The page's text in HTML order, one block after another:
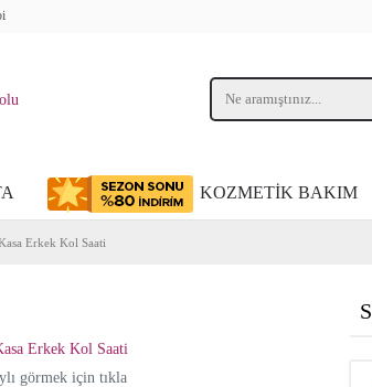
KOZMETİK BAKIM
Erkek Kol Saati
görmek için tıkla